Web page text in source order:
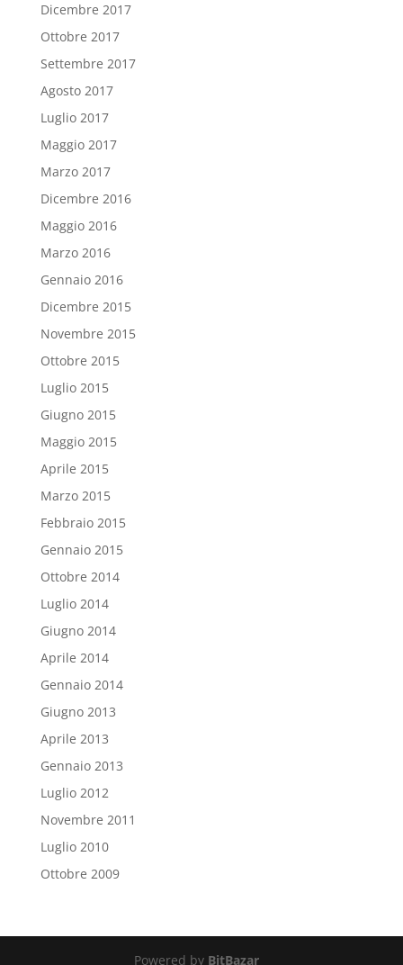
Dicembre 2017
Ottobre 2017
Settembre 2017
Agosto 2017
Luglio 2017
Maggio 2017
Marzo 2017
Dicembre 2016
Maggio 2016
Marzo 2016
Gennaio 2016
Dicembre 2015
Novembre 2015
Ottobre 2015
Luglio 2015
Giugno 2015
Maggio 2015
Aprile 2015
Marzo 2015
Febbraio 2015
Gennaio 2015
Ottobre 2014
Luglio 2014
Giugno 2014
Aprile 2014
Gennaio 2014
Giugno 2013
Aprile 2013
Gennaio 2013
Luglio 2012
Novembre 2011
Luglio 2010
Ottobre 2009
Powered by BitBazar